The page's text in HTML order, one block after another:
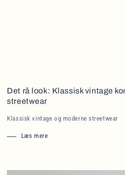
Det rå look: Klassisk vintage
streetwear
Klassisk vintage og moderne streetwear
Læs mere